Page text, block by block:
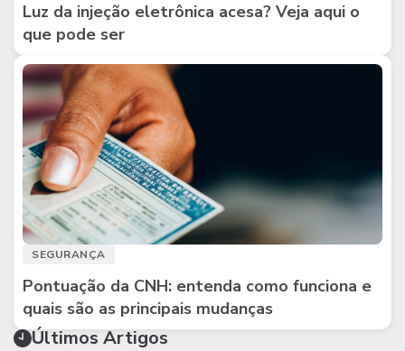
Luz da injeção eletrônica acesa? Veja aqui o
que pode ser
SEGURANÇA
Pontuação da CNH: entenda como funciona e
quais são as principais mudanças
Últimos Artigos